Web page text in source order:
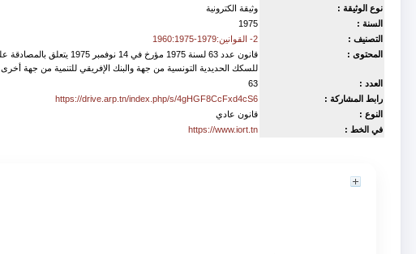
نوع الوثيقة :
وثيقة الكترونية
السنة :
1975
التصنيف :
2- القوانين:1979-1960:1975
المحتوى :
للسكك الحديدية التونسية من جهة والبنك الإفريقي للتنمية من جهة أخرى
العدد :
63
رابط المشاركة :
https://drive.arp.tn/index.php/s/4gHGF8CcFxd4cS6
النوع :
قانون عادي
في الخط :
https://www.iort.tn